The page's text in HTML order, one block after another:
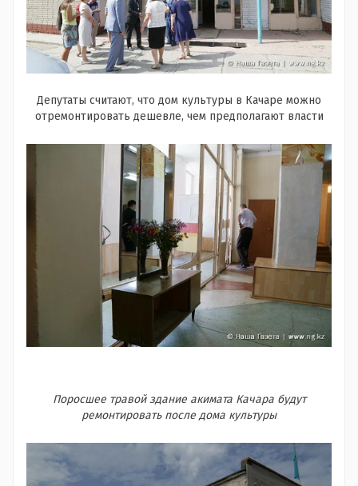
Депутаты считают, что дом культуры в Качаре можно
отремонтировать дешевле, чем предполагают власти
Поросшее травой здание акимата Качара будут
ремонтировать после дома культуры